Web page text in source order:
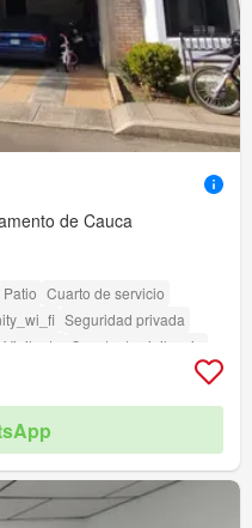
de Cauca
Patio Cuarto de servicio
Seguridad privada
Vigilante
Caseta de vigilancia